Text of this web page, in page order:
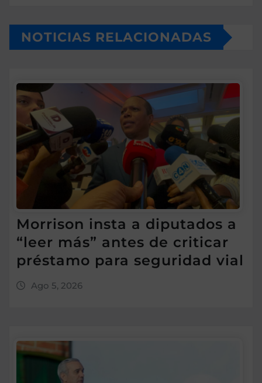
NOTICIAS RELACIONADAS
Morrison insta a diputados a
“leer más” antes de criticar
préstamo para seguridad vial
Ago 5, 2026